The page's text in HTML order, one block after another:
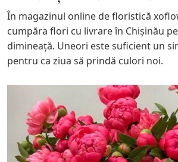
În magazinul online de floristică
cumpăra flori cu livrare în Chișinău
dimineață. Uneori este suficient un
pentru ca ziua să prindă culori noi.